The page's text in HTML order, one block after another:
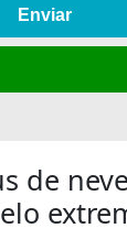
Enviar
de